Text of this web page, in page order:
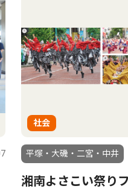
社会
平塚・大磯・二宮・中井
湘南よさこい祭り